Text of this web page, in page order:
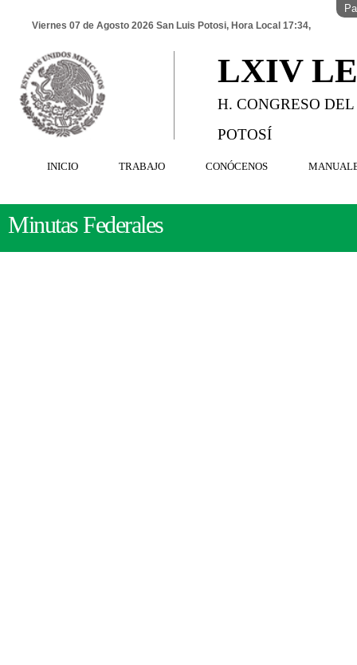
Viernes 07 de Agosto 2026 San Luis Potosi, Hora Local 17:34,
LXIV
H. CONGRESO
POTOSÍ
INICIO TRABAJO CONÓCENOS
Minutas Federales